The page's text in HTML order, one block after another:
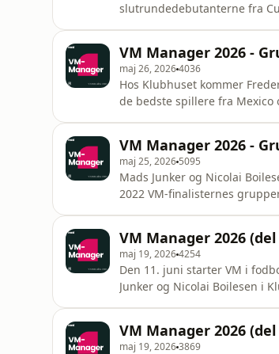
slutrundedebutanterne fra
skal hj&aelig;lpe
VM Manager 2026 -
maj 26, 20264036
Hos Klubhuset kommer
de bedste spillere fra Mexico
hele gruppespillet. I G
VM Manager 2026 -
maj 25, 2026 5095
Mads Junker og Nicolai
2022 VM-finalisternes
omnystudio.com/liste
VM Manager 2026
maj 19, 20264254
Den 11. juni starter VM i
Junker og Nicolai Boilesen i
hvem skal man
VM Manager 2026
maj 19, 20263869